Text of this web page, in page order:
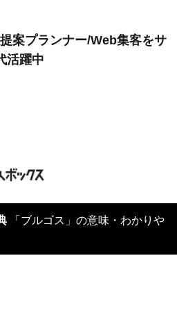
案プランナー/Web集客をサ
活躍中
「ブルゴス」の意味・わかりや